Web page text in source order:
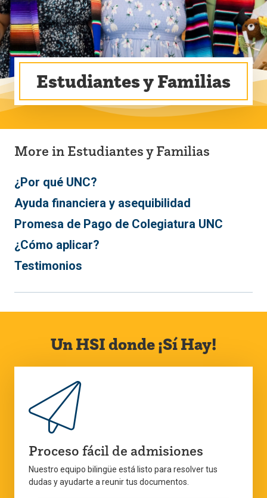
Estudiantes y Familias
More in Estudiantes y Familias
¿Por qué UNC?
Ayuda financiera y asequibilidad
Promesa de Pago de Colegiatura UNC
¿Cómo aplicar?
Testimonios
Un HSI donde ¡Sí Hay!
Proceso fácil de admisiones
Nuestro equipo bilingüe está listo para resolver tus
dudas y ayudarte a reunir tus documentos.